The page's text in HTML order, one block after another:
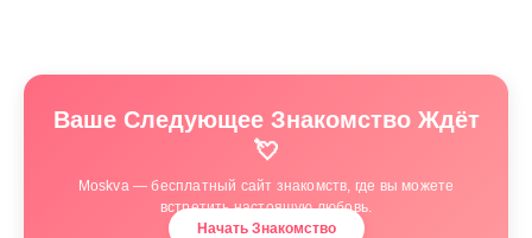
Ваше Следующее Знакомство Ждёт
💘
Moskva — бесплатный сайт знакомств, где вы можете
встретить настоящую любовь.
Начать Знакомство